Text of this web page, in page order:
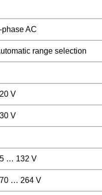
phase AC
range selection
V
V
… 132 V
… 264 V